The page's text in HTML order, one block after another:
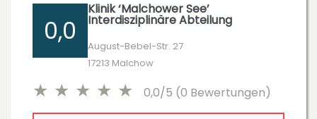
0,0
Klinik ‘Malchower See’
Interdisziplinäre Abteilung
August-Bebel-Str. 27
17213 Malchow
0,0/5 (0 Bewertungen)